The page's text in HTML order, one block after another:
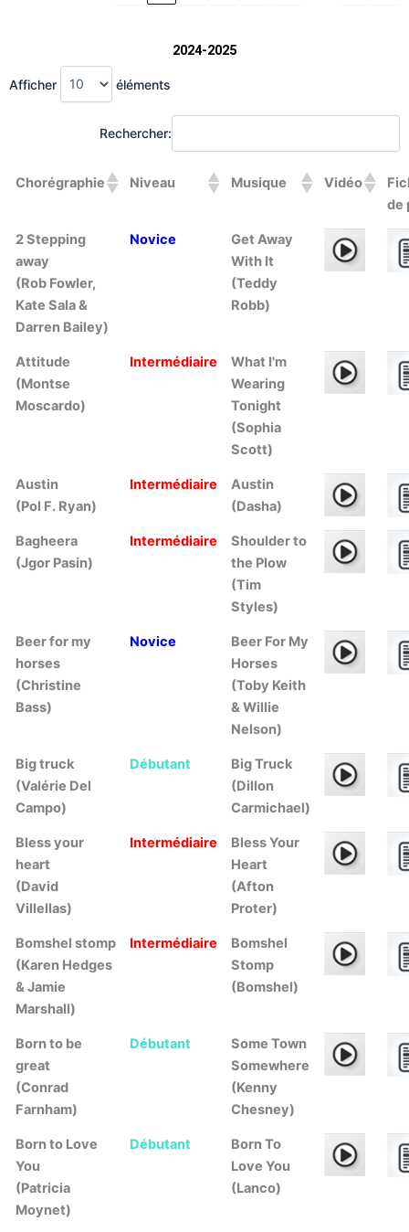
2024-2025
Afficher éléments
Rechercher:
Chorégraphie Niveau Musique Vidéo
de
2 Stepping
away
(Rob Fowler,
Kate Sala &
Darren Bailey)
Novice
Get Away
With It
(Teddy
Robb)
Attitude
(Montse
Moscardo)
Intermédiaire
What I'm
Wearing
Tonight
(Sophia
Scott)
Austin
(Pol F. Ryan)
Intermédiaire
Austin
(Dasha)
Bagheera
(Jgor Pasin)
Intermédiaire
Shoulder to
the Plow
(Tim
Styles)
Beer for my
horses
(Christine
Bass)
Novice
Beer For My
Horses
(Toby Keith
& Willie
Nelson)
Big truck
(Valérie Del
Campo)
Débutant
Big Truck
(Dillon
Carmichael)
Bless your
heart
(David
Villellas)
Intermédiaire
Bless Your
Heart
(Afton
Proter)
Bomshel stomp
(Karen Hedges
& Jamie
Marshall)
Intermédiaire
Bomshel
Stomp
(Bomshel)
Born to be
great
(Conrad
Farnham)
Débutant
Some Town
Somewhere
(Kenny
Chesney)
Born to Love
You
(Patricia
Moynet)
Débutant
Born To
Love You
(Lanco)